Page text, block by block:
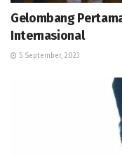
Gelombang
Internasional
5 September, 2023